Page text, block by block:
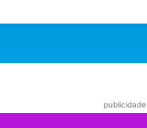
publicidade